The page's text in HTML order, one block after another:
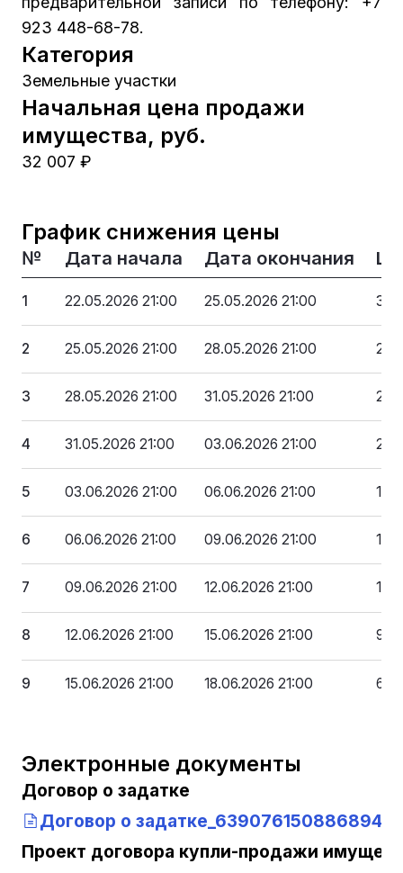
923 448-68-78.
Категория
Земельные участки
Начальная цена продажи
имущества, руб.
32 007 ₽
График снижения цены
№ Дата начала Дата окончания
1 22.05.2026 21:00 25.05.2026 21:00 32
2 25.05.2026 21:00 28.05.2026 21:00 28
3 28.05.2026 21:00 31.05.2026 21:00 25
4 31.05.2026 21:00 03.06.2026 21:00 22
5 03.06.2026 21:00 06.06.2026 21:00 19
6 06.06.2026 21:00 09.06.2026 21:00 16
7 09.06.2026 21:00 12.06.2026 21:00 12
8 12.06.2026 21:00 15.06.2026 21:00 9
9 15.06.2026 21:00 18.06.2026 21:00 6
Электронные документы
Договор о задатке
Договор о
Проект договора купли-продажи